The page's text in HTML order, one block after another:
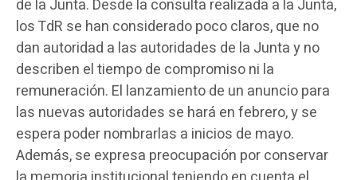
de la Junta. Desde la consulta realizada a la Junta,
los TdR se han considerado poco claros, que no
dan autoridad a las autoridades de la Junta y no
describen el tiempo de compromiso ni la
remuneración. El lanzamiento de un anuncio para
las nuevas autoridades se hará en febrero, y se
espera poder nombrarlas a inicios de mayo.
Además, se expresa preocupación por conservar